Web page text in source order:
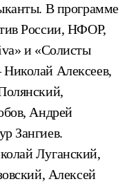
В программе
России, НФОР,
и «Солисты
Алексеев,
Андрей
Зангиев.
Луганский,
Алексей